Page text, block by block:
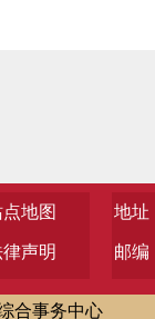
地图
声明
地址
邮编
合事务中心